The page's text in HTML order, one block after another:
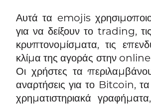
Αυτά τα emojis
για να δείξουν το trading,
κρυπτονομίσματα, τις
κλίμα της αγοράς στην online
Οι χρήστες τα
αναρτήσεις για το Bitcoin,
χρηματιστηριακά